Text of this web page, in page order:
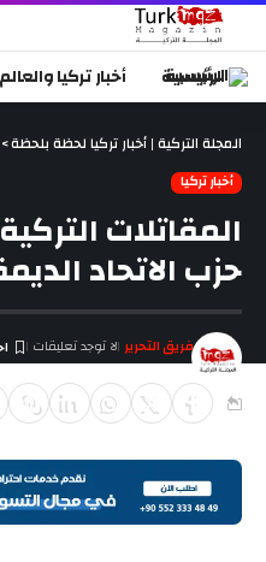
الرئيسية أخبار تركيا والعالم
المجلة التركية | أخبار تركيا لحظة بلحظة>
أخبار تركيا
المقاتلات
حزب الاتحاد
آخر تحديث يناير 20, 2018 3:58 م
فريق التحرير لا توجد تعليقات